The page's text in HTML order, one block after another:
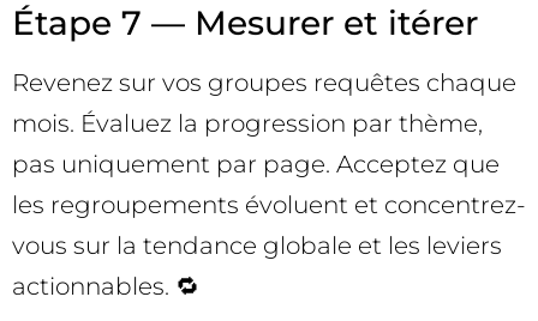
Étape 7 — Mesurer et itérer
Revenez sur vos groupes requêtes chaque
mois. Évaluez la progression par thème,
pas uniquement par page. Acceptez que
les regroupements évoluent et concentrez-
vous sur la tendance globale et les leviers
actionnables. 🔁